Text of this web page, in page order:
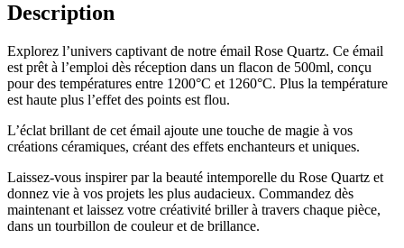
Description
Explorez l’univers captivant de notre émail Rose Quartz. Ce émail
est prêt à l’emploi dès réception dans un flacon de 500ml, conçu
pour des températures entre 1200°C et 1260°C. Plus la température
est haute plus l’effet des points est flou.
L’éclat brillant de cet émail ajoute une touche de magie à vos
créations céramiques, créant des effets enchanteurs et uniques.
Laissez-vous inspirer par la beauté intemporelle du Rose Quartz et
donnez vie à vos projets les plus audacieux. Commandez dès
maintenant et laissez votre créativité briller à travers chaque pièce,
dans un tourbillon de couleur et de brillance.